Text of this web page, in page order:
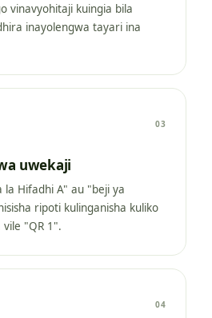
vinavyohitaji kuingia bila
inayolengwa tayari ina
03
uwekaji
la Hifadhi A" au "beji ya
ripoti kulinganisha kuliko
"QR 1".
04